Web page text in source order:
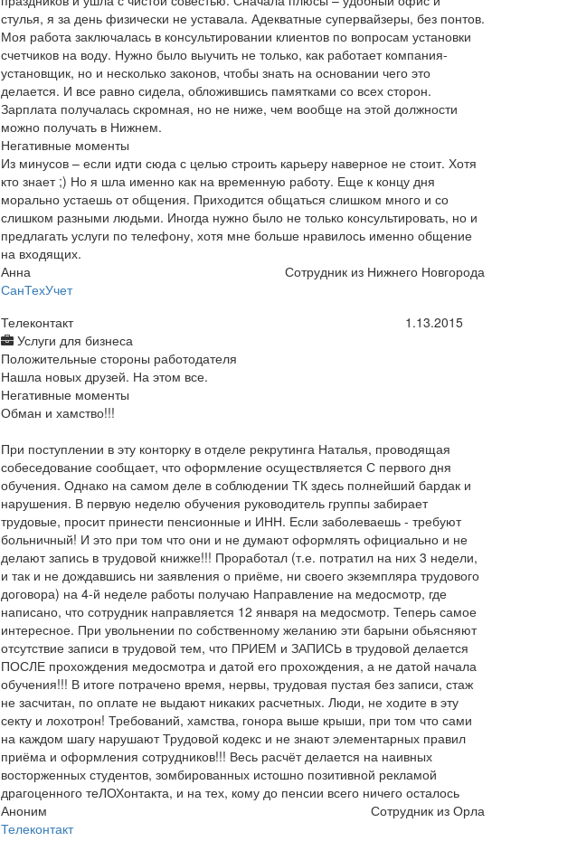
стулья, я за день физически не уставала. Адекватные супервайзеры, без понтов.
Моя работа заключалась в консультировании клиентов по вопросам установки
счетчиков на воду. Нужно было выучить не только, как работает компания-
установщик, но и несколько законов, чтобы знать на основании чего это
делается. И все равно сидела, обложившись памятками со всех сторон.
Зарплата получалась скромная, но не ниже, чем вообще на этой должности
можно получать в Нижнем.
Негативные моменты
Из минусов – если идти сюда с целью строить карьеру наверное не стоит. Хотя
кто знает ;) Но я шла именно как на временную работу. Еще к концу дня
морально устаешь от общения. Приходится общаться слишком много и со
слишком разными людьми. Иногда нужно было не только консультировать, но и
предлагать услуги по телефону, хотя мне больше нравилось именно общение
на входящих.
Анна
Сотрудник из Нижнего Новгорода
СанТехУчет
Телеконтакт
Услуги для бизнеса
1.13.2015
Положительные стороны работодателя
Нашла новых друзей. На этом все.
Негативные моменты
Обман и хамство!!!
При поступлении в эту конторку в отделе рекрутинга Наталья, проводящая
собеседование сообщает, что оформление осуществляется С первого дня
обучения. Однако на самом деле в соблюдении ТК здесь полнейший бардак и
нарушения. В первую неделю обучения руководитель группы забирает
трудовые, просит принести пенсионные и ИНН. Если заболеваешь - требуют
больничный! И это при том что они и не думают оформлять официально и не
делают запись в трудовой книжке!!! Проработал (т.е. потратил на них 3 недели,
и так и не дождавшись ни заявления о приёме, ни своего экземпляра трудового
договора) на 4-й неделе работы получаю Направление на медосмотр, где
написано, что сотрудник направляется 12 января на медосмотр. Теперь самое
интересное. При увольнении по собственному желанию эти барыни обьясняют
отсутствие записи в трудовой тем, что ПРИЕМ и ЗАПИСЬ в трудовой делается
ПОСЛЕ прохождения медосмотра и датой его прохождения, а не датой начала
обучения!!! В итоге потрачено время, нервы, трудовая пустая без записи, стаж
не засчитан, по оплате не выдают никаких расчетных. Люди, не ходите в эту
секту и лохотрон! Требований, хамства, гонора выше крыши, при том что сами
на каждом шагу нарушают Трудовой кодекс и не знают элементарных правил
приёма и оформления сотрудников!!! Весь расчёт делается на наивных
восторженных студентов, зомбированных истошно позитивной рекламой
драгоценного теЛОХонтакта, и на тех, кому до пенсии всего ничего осталось
Аноним
Сотрудник из Орла
Телеконтакт